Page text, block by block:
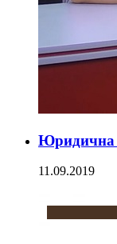
Юридична
11.09.2019